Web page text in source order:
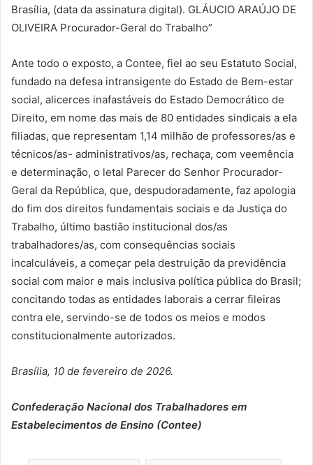
Brasília, (data da assinatura digital). GLÁUCIO ARAÚJO DE
OLIVEIRA Procurador-Geral do Trabalho”
Ante todo o exposto, a Contee, fiel ao seu Estatuto Social,
fundado na defesa intransigente do Estado de Bem-estar
social, alicerces inafastáveis do Estado Democrático de
Direito, em nome das mais de 80 entidades sindicais a ela
filiadas, que representam 1,14 milhão de professores/as e
técnicos/as- administrativos/as, rechaça, com veemência
e determinação, o letal Parecer do Senhor Procurador-
Geral da República, que, despudoradamente, faz apologia
do fim dos direitos fundamentais sociais e da Justiça do
Trabalho, último bastião institucional dos/as
trabalhadores/as, com consequências sociais
incalculáveis, a começar pela destruição da previdência
social com maior e mais inclusiva política pública do Brasil;
concitando todas as entidades laborais a cerrar fileiras
contra ele, servindo-se de todos os meios e modos
constitucionalmente autorizados.
Brasília, 10 de fevereiro de 2026.
Confederação Nacional dos Trabalhadores em
Estabelecimentos de Ensino (Contee)